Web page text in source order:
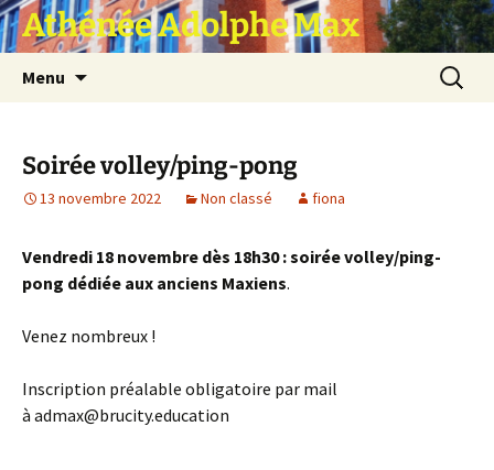
Athénée Adolphe Max
Menu
Soirée volley/ping-pong
13 novembre 2022 Non classé fiona
Vendredi 18 novembre dès 18h30 : soirée volley/ping-
pong dédiée aux anciens Maxiens.
Venez nombreux !
Inscription préalable obligatoire par mail
à admax@brucity.education